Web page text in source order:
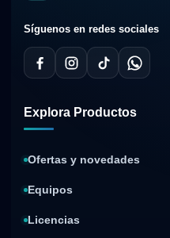
Síguenos en redes sociales
Explora Productos
Ofertas y novedades
Equipos
Licencias